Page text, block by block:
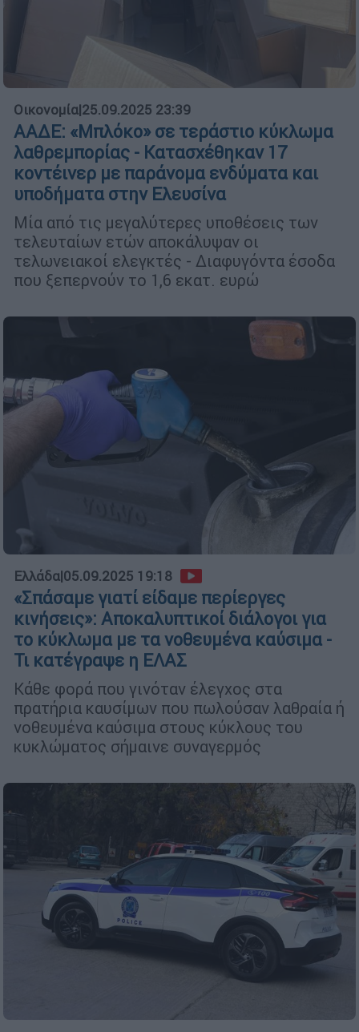
Οικονομία|25.09.2025 23:39
ΑΑΔΕ: «Μπλόκο» σε τεράστιο κύκλωμα
λαθρεμπορίας - Κατασχέθηκαν 17
κοντέινερ με παράνομα ενδύματα και
υποδήματα στην Ελευσίνα
Μία από τις μεγαλύτερες υποθέσεις των
τελευταίων ετών αποκάλυψαν οι
τελωνειακοί ελεγκτές - Διαφυγόντα έσοδα
που ξεπερνούν το 1,6 εκατ. ευρώ
Ελλάδα|05.09.2025 19:18
«Σπάσαμε γιατί είδαμε περίεργες
κινήσεις»: Αποκαλυπτικοί διάλογοι για
το κύκλωμα με τα νοθευμένα καύσιμα -
Τι κατέγραψε η ΕΛΑΣ
Κάθε φορά που γινόταν έλεγχος στα
πρατήρια καυσίμων που πωλούσαν λαθραία ή
νοθευμένα καύσιμα στους κύκλους του
κυκλώματος σήμαινε συναγερμός